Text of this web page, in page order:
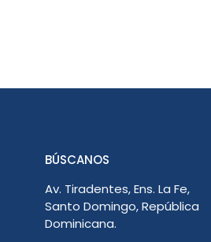
BÚSCANOS
Av. Tiradentes, Ens. La Fe,
Santo Domingo, República
Dominicana.